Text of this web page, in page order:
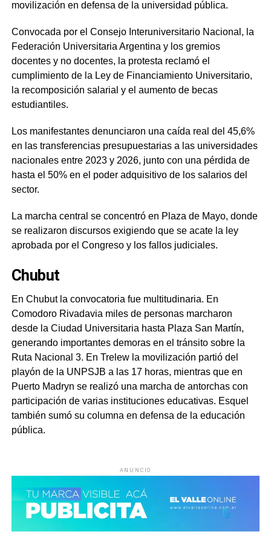
movilización en defensa de la universidad pública.
Convocada por el Consejo Interuniversitario Nacional, la
Federación Universitaria Argentina y los gremios
docentes y no docentes, la protesta reclamó el
cumplimiento de la Ley de Financiamiento Universitario,
la recomposición salarial y el aumento de becas
estudiantiles.
Los manifestantes denunciaron una caída real del 45,6%
en las transferencias presupuestarias a las universidades
nacionales entre 2023 y 2026, junto con una pérdida de
hasta el 50% en el poder adquisitivo de los salarios del
sector.
La marcha central se concentró en Plaza de Mayo, donde
se realizaron discursos exigiendo que se acate la ley
aprobada por el Congreso y los fallos judiciales.
Chubut
En Chubut la convocatoria fue multitudinaria. En
Comodoro Rivadavia miles de personas marcharon
desde la Ciudad Universitaria hasta Plaza San Martín,
generando importantes demoras en el tránsito sobre la
Ruta Nacional 3. En Trelew la movilización partió del
playón de la UNPSJB a las 17 horas, mientras que en
Puerto Madryn se realizó una marcha de antorchas con
participación de varias instituciones educativas. Esquel
también sumó su columna en defensa de la educación
pública.
ANUNCIO